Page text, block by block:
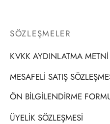
SÖZLEŞMELER
KVKK AYDINLATMA
MESAFELİ SATIŞ
ÖN BİLGİLENDİRME
ÜYELİK SÖZLEŞMESİ